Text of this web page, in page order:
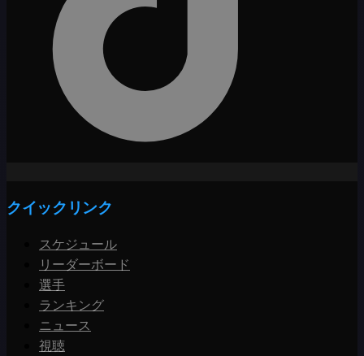
クイックリンク
スケジュール
リーダーボード
選手
ランキング
ニュース
視聴